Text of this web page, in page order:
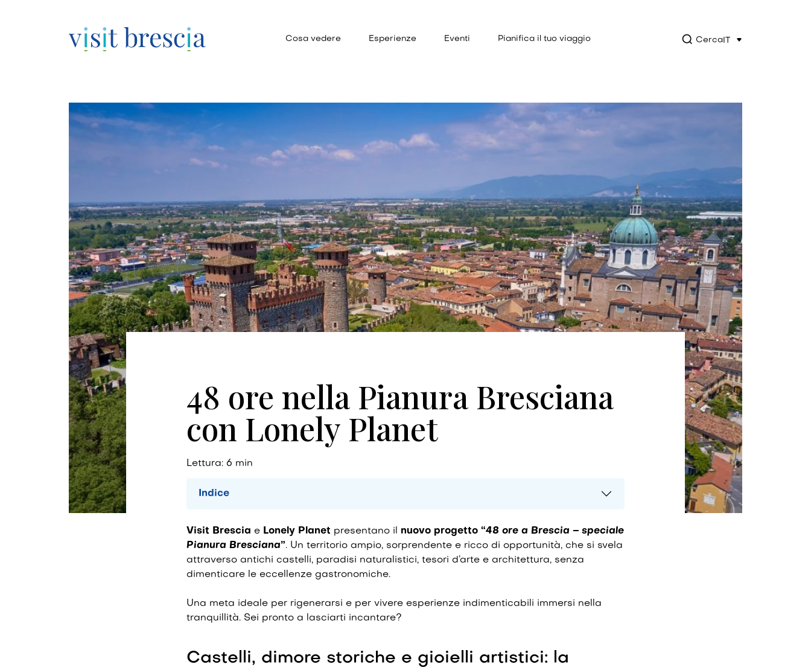
Cosa vedere Esperienze Eventi Pianifica il tuo viaggio CercaIT
48 ore nella Pianura Bresciana
con Lonely Planet
Lettura: 6 min
Indice
Visit Brescia e Lonely Planet presentano il nuovo progetto “48 ore a Brescia – speciale
Pianura Bresciana”. Un territorio ampio, sorprendente e ricco di opportunità, che si svela
attraverso antichi castelli, paradisi naturalistici, tesori d’arte e architettura, senza
dimenticare le eccellenze gastronomiche.
Una meta ideale per rigenerarsi e per vivere esperienze indimenticabili immersi nella
tranquillità. Sei pronto a lasciarti incantare?
Castelli, dimore storiche e gioielli artistici: la